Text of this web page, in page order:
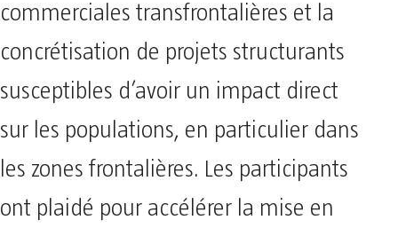
commerciales transfrontalières et la
concrétisation de projets structurants
susceptibles d’avoir un impact direct
sur les populations, en particulier dans
les zones frontalières. Les participants
ont plaidé pour accélérer la mise en